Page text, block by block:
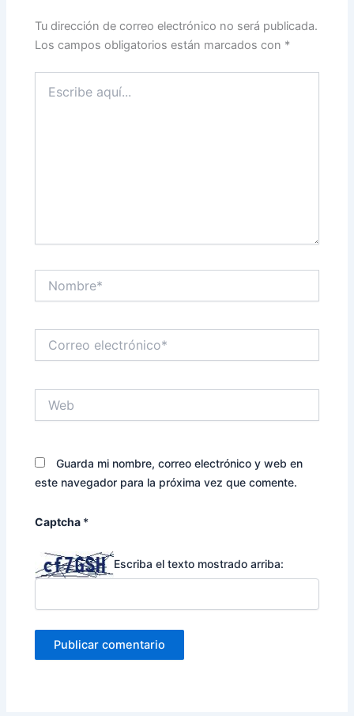
Tu dirección de correo electrónico no será publicada.
Los campos obligatorios están marcados con *
aquí...
electrónico*
Guarda mi nombre, correo electrónico y web en
este navegador para la próxima vez que comente.
Captcha *
Escriba el texto mostrado arriba: